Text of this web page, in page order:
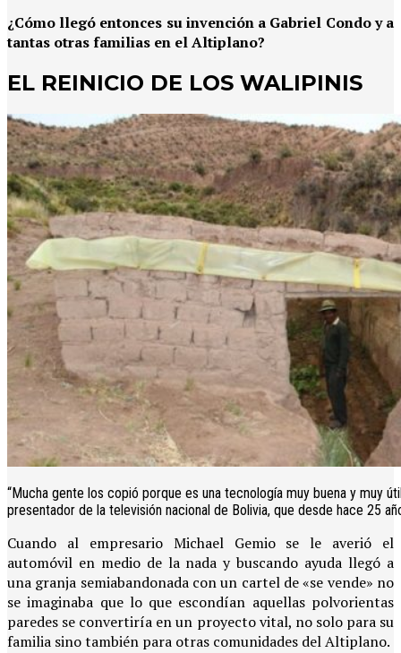
¿Cómo llegó entonces su invención a Gabriel Condo y a
tantas otras familias en el Altiplano?
EL REINICIO DE LOS WALIPINIS
“Mucha gente los copió porque es una tecnología muy buena y muy
presentador de la televisión nacional de Bolivia, que desde hace 25
Cuando al empresario Michael Gemio se le averió el
automóvil en medio de la nada y buscando ayuda llegó a
una granja semiabandonada con un cartel de «se vende» no
se imaginaba que lo que escondían aquellas polvorientas
paredes se convertiría en un proyecto vital, no solo para su
familia sino también para otras comunidades del Altiplano.